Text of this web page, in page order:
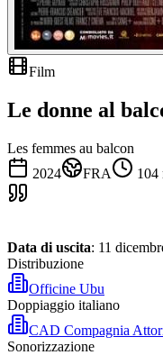
Film
Le donne al
Les femmes au balcon
2024
FRA 104
Data di uscita: 11
Distribuzione
Officine Ubu
Doppiaggio italiano
CAD Compagnia
Sonorizzazione